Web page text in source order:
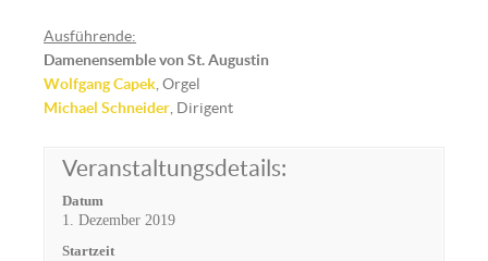
Ausführende:
Damenensemblevon St. Augustin
Wolfgang Capek , Orgel
Michael Schneider , Dirigent
Veranstaltungsdetails:
Datum
1. Dezember 2019
Startzeit